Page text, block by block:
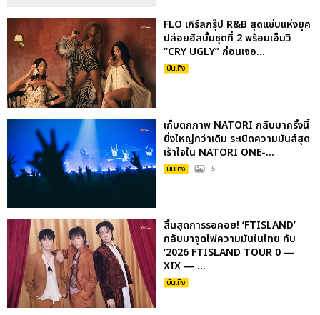
FLO เกิร์ลกรุ๊ป R&B สุดแซ่บแห่งยุค
ปล่อยอัลบั้มชุดที่ 2 พร้อมเอ็มวี
“CRY UGLY” ก่อนเจอ...
บันเทิง
เก็บตกภาพ NATORI กลับมาครั้งนี้
ยิ่งใหญ่กว่าเดิม ระเบิดความมันส์สุด
เร้าใจใน NATORI ONE-...
บันเทิง : 5
สิ้นสุดการรอคอย! ‘FTISLAND’
กลับมาจุดไฟความมันในไทย กับ
‘2026 FTISLAND TOUR 0 —
XIX — ...
บันเทิง